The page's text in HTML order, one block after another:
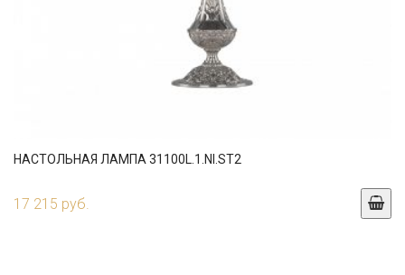
НАСТОЛЬНАЯ ЛАМПА 31100L.1.NI.ST2
17 215 руб.